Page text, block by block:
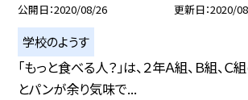
公開日 2020/08/26 更新日 2020/
学校のようす
「もっと食べる人？」は、２年Ａ組、Ｂ組、
とパンが余り気味で...